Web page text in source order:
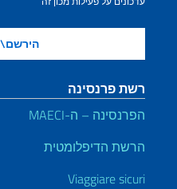
רשת פרנסינה
הפרנסינה – ה-MAECI
הרשת הדיפלומטית
Viaggiare sicuri